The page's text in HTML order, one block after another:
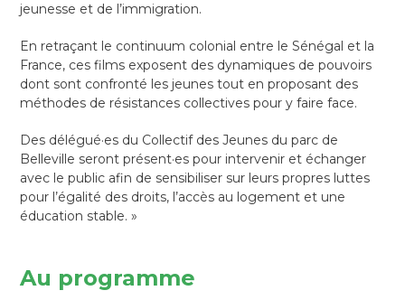
jeunesse et de l’immigration.
En retraçant le continuum colonial entre le Sénégal et la
France, ces films exposent des dynamiques de pouvoirs
dont sont confronté les jeunes tout en proposant des
méthodes de résistances collectives pour y faire face.
Des délégué·es du Collectif des Jeunes du parc de
Belleville seront présent·es pour intervenir et échanger
avec le public afin de sensibiliser sur leurs propres luttes
pour l’égalité des droits, l’accès au logement et une
éducation stable. »
Au programme